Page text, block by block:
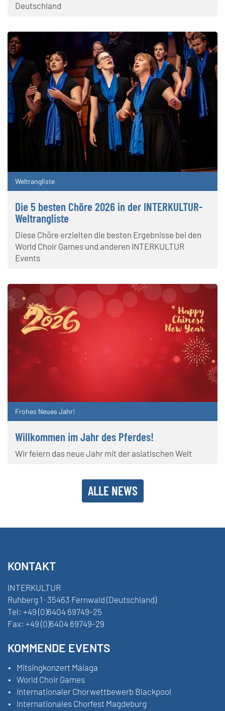
Deutschland
Weltrangliste
Die 5 besten Chöre 2026 in der INTERKULTUR-
Weltrangliste
Diese Chöre erzielten die besten Ergebnisse bei den
World Choir Games und anderen INTERKULTUR
Events
Frohes Neues Jahr!
Willkommen im Jahr des Pferdes!
Wir feiern das neue Jahr mit der asiatischen Welt
ALLE NEWS
KONTAKT
INTERKULTUR
Ruhberg 1 · 35463 Fernwald (Deutschland)
Tel: +49 (0)6404 69749-25
Fax: +49 (0)6404 69749-29
KOMMENDE EVENTS
Mitsingkonzert Málaga
World Choir Games
Internationaler Chorwettbewerb Blackpool
Internationales Chorfest Magdeburg